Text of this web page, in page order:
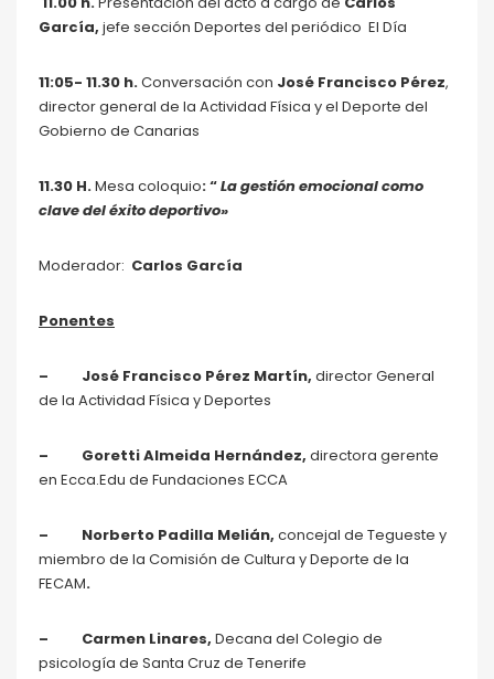
García, jefe sección Deportes del periódico El Día
11:05- 11.30 h.Conversación con José Francisco Pérez,
director general de la Actividad Física y el Deporte del
Gobierno de Canarias
11.30 H.Mesa coloquio: “La gestión emocional como
clave del éxito deportivo»
Moderador: Carlos García
Ponentes
– José Francisco Pérez Martín, director General
de la Actividad Física y Deportes
– Goretti Almeida Hernández, directora gerente
en Ecca.Edu de Fundaciones ECCA
– Norberto Padilla Melián, concejal de Tegueste y
miembro de la Comisión de Cultura y Deporte de la
FECAM.
– Carmen Linares, Decana del Colegio de
psicología de Santa Cruz de Tenerife